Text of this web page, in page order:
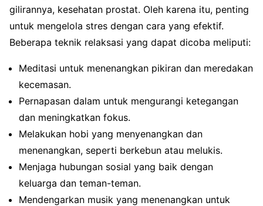
gilirannya, kesehatan prostat. Oleh karena itu, penting
untuk mengelola stres dengan cara yang efektif.
Beberapa teknik relaksasi yang dapat dicoba meliputi:
Meditasi untuk menenangkan pikiran dan meredakan
kecemasan.
Pernapasan dalam untuk mengurangi ketegangan
dan meningkatkan fokus.
Melakukan hobi yang menyenangkan dan
menenangkan, seperti berkebun atau melukis.
Menjaga hubungan sosial yang baik dengan
keluarga dan teman-teman.
Mendengarkan musik yang menenangkan untuk